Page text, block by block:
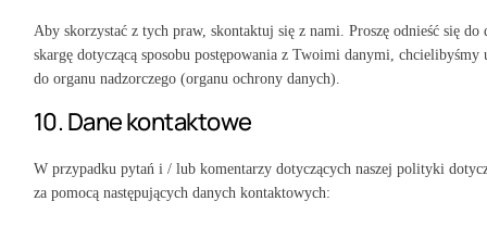
Aby skorzystać z tych praw, skontaktuj się z nami. Proszę odnieść się
skargę dotyczącą sposobu postępowania z Twoimi danymi, chcielibyśmy
do organu nadzorczego (organu ochrony danych).
10. Dane kontaktowe
W przypadku pytań i / lub komentarzy dotyczących naszej polityki
za pomocą następujących danych kontaktowych: